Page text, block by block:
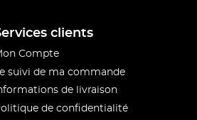
clients
Compte
suivi de ma commande
de livraison
de confidentialité